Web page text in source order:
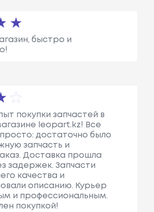
быстро и
покупки запчастей в
leopart.kz! Все
достаточно было
запчасть и
Доставка прошла
задержек. Запчасти
качества и
описанию. Курьер
и профессиональным.
покупкой!